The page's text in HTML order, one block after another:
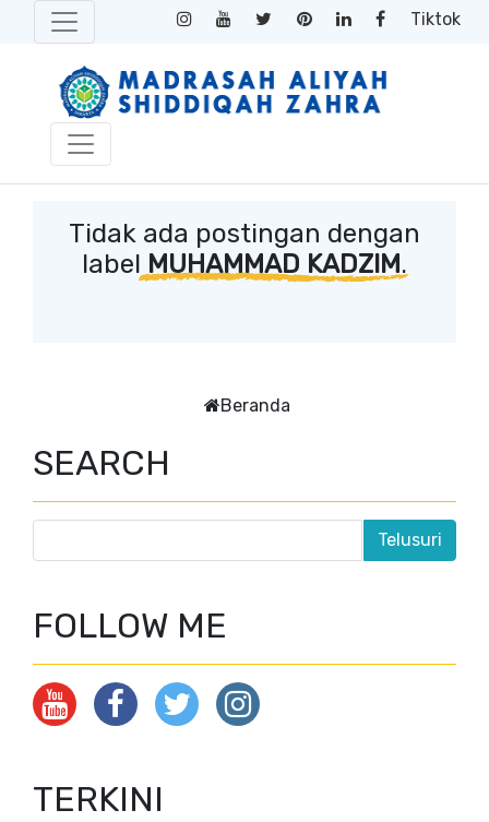
Tiktok
Tidak ada postingan dengan
label MUHAMMAD KADZIM.
Beranda
SEARCH
FOLLOW ME
TERKINI